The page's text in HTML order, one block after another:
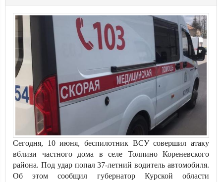
Сегодня, 10 июня, беспилотник ВСУ совершил атаку
вблизи частного дома в селе Толпино Кореневского
района. Под удар попал 37-летний водитель автомобиля.
Об этом сообщил губернатор Курской области